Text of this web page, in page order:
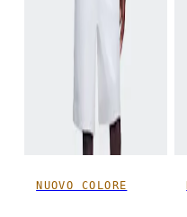
NUOVO COLORE